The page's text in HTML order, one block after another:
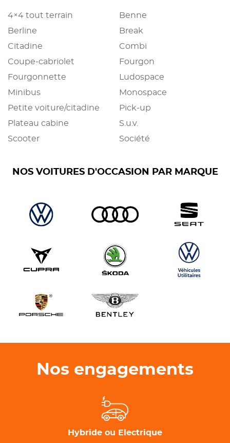
4×4 tout terrain
Benne
Berline
Break
Citadine
Combi
Coupe-cabriolet
Fourgon
Fourgonnette
Ludospace
Minibus
Monospace
Petite voiture/citadine
Pick-up
Plateau cabine
S.u.v.
Scooter
Société
NOS VOITURES D'OCCASION PAR MARQUE
Nos engagements
Hybride ou Electrique